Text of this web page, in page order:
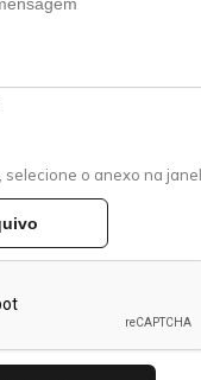
o anexo na